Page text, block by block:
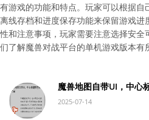
有游戏的功能和特点。玩家可以根据
离线存档和进度保存功能来保留游戏
性和注意事项，玩家需要注意选择安
们了解魔兽对战平台的单机游戏版本有
魔兽地图自带UI，中心
2025-07-14